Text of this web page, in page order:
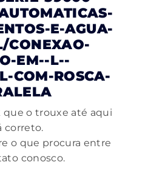
E-AGUA-
CONEXAO-
EM--L--
COM-ROSCA-
que o trouxe até aqui
correto.
o que procura entre
conosco.